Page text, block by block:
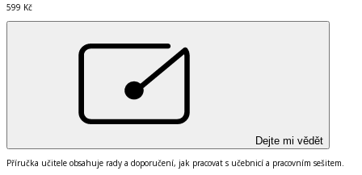
599 Kč
Dejte mi vědět
Příručka učitele obsahuje rady a doporučení, jak pracovat s učebnicí a pracovním sešitem.